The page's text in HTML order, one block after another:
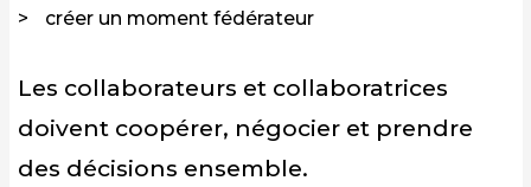
créer un moment fédérateur
Les collaborateurs et collaboratrices
doivent coopérer, négocier et prendre
des décisions ensemble.